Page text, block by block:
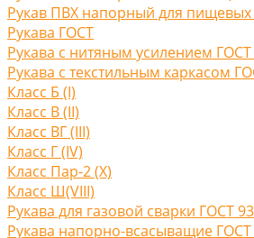
Рукав ПВХ напорный для пищевых
Рукава ГОСТ
Рукава с нитяным усилением ГОСТ
Рукава с текстильным каркасом
Класс Б (I)
Класс В (II)
Класс ВГ (III)
Класс Г (IV)
Класс Пар-2 (X)
Класс Ш(VIII)
Рукава для газовой сварки ГОСТ
Рукава напорно-всасыващие ГОСТ